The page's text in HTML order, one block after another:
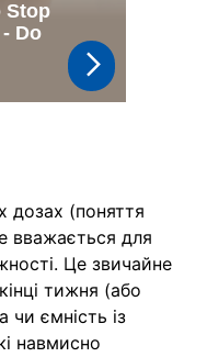
дозах (поняття
вважається для
Це звичайне
тижня (або
чи ємність із
навмисно